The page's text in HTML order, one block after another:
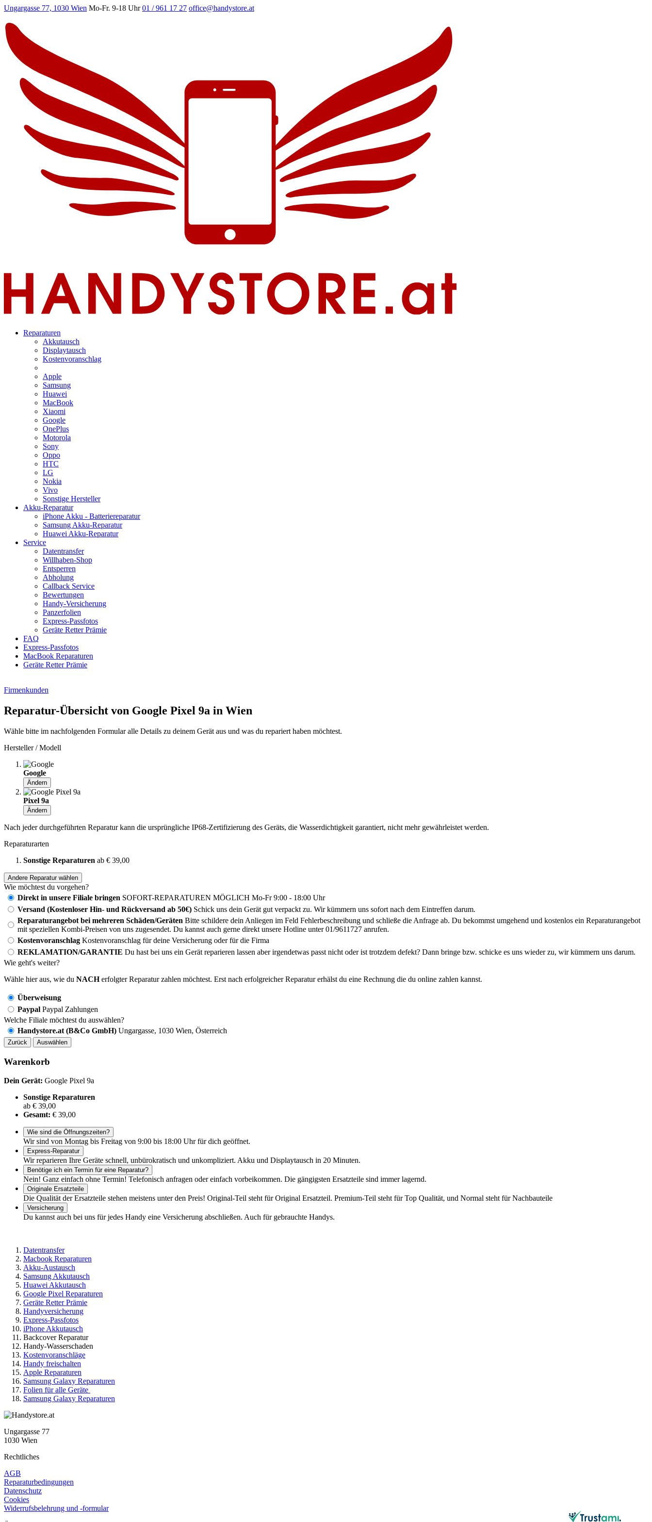
Ungargasse 77, 1030 Wien Mo-Fr. 9-18 Uhr 01 / 961 17 27 office@handystore.at
Reparaturen
Akkutausch
Displaytausch
Kostenvoranschlag
Apple
Samsung
Huawei
MacBook
Xiaomi
Google
OnePlus
Motorola
Sony
Oppo
HTC
LG
Nokia
Vivo
Sonstige Hersteller
Akku-Reparatur
iPhone Akku - Batteriereparatur
Samsung Akku-Reparatur
Huawei Akku-Reparatur
Service
Datentransfer
Willhaben-Shop
Entsperren
Abholung
Callback Service
Bewertungen
Handy-Versicherung
Panzerfolien
Express-Passfotos
Geräte Retter Prämie
FAQ
Express-Passfotos
MacBook Reparaturen
Geräte Retter Prämie
Firmenkunden
Reparatur-Übersicht von Google Pixel 9a in Wien
Wähle bitte im nachfolgenden Formular alle Details zu deinem Gerät aus und was du repariert haben möchtest.
Hersteller / Modell
Google
Ändern
Pixel 9a
Ändern
Nach jeder durchgeführten Reparatur kann die ursprüngliche IP68-Zertifizierung des Geräts, die Wasserdichtigkeit garantiert, nicht mehr gewährleistet werden.
Reparaturarten
Sonstige Reparaturen ab € 39,00
Andere Reparatur wählen
Wie möchtest du vorgehen?
Direkt in unsere Filiale bringen SOFORT-REPARATUREN MÖGLICH Mo-Fr 9:00 - 18:00 Uhr
Versand (Kostenloser Hin- und Rückversand ab 50€) Schick uns dein Gerät gut verpackt zu. Wir kümmern uns sofort nach dem Eintreffen darum.
Reparaturangebot bei mehreren Schäden/Geräten Bitte schildere dein Anliegen im Feld Fehlerbeschreibung und schließe die Anfrage ab. Du bekommst umgehend und kostenlos ein Reparaturangebot
mit speziellen Kombi-Preisen von uns zugesendet. Du kannst auch gerne direkt unsere Hotline unter 01/9611727 anrufen.
Kostenvoranschlag Kostenvoranschlag für deine Versicherung oder für die Firma
REKLAMATION/GARANTIE Du hast bei uns ein Gerät reparieren lassen aber irgendetwas passt nicht oder ist trotzdem defekt? Dann bringe bzw. schicke es uns wieder zu, wir kümmern uns darum.
Wie geht's weiter?
Wähle hier aus, wie du NACHerfolgter Reparatur zahlen möchtest. Erst nach erfolgreicher Reparatur erhälst du eine Rechnung die du online zahlen kannst.
Überweisung
Paypal Paypal Zahlungen
Welche Filiale möchtest du auswählen?
Handystore.at (B&Co GmbH) Ungargasse, 1030 Wien, Österreich
Zurück Auswählen
Warenkorb
Dein Gerät: Google Pixel 9a
Sonstige Reparaturen
ab € 39,00
Gesamt: € 39,00
Wie sind die Öffnungszeiten?
Wir sind von Montag bis Freitag von 9:00 bis 18:00 Uhr für dich geöffnet.
Express-Reparatur
Wir reparieren Ihre Geräte schnell, unbürokratisch und unkompliziert. Akku und Displaytausch in 20 Minuten.
Benötige ich ein Termin für eine Reparatur?
Nein! Ganz einfach ohne Termin! Telefonisch anfragen oder einfach vorbeikommen. Die gängigsten Ersatzteile sind immer lagernd.
Originale Ersatzteile
Die Qualität der Ersatzteile stehen meistens unter den Preis! Original-Teil steht für Original Ersatzteil. Premium-Teil steht für Top Qualität, und Normal steht für Nachbauteile
Versicherung
Du kannst auch bei uns für jedes Handy eine Versicherung abschließen. Auch für gebrauchte Handys.
Datentransfer
Macbook Reparaturen
Akku-Austausch
Samsung Akkutausch
Huawei Akkutausch
Google Pixel Reparaturen
Geräte Retter Prämie
Handyversicherung
Express-Passfotos
iPhone Akkutausch
Backcover Reparatur
Handy-Wasserschaden
Kostenvoranschläge
Handy freischalten
Apple Reparaturen
Samsung Galaxy Reparaturen
Folien für alle Geräte
Samsung Galaxy Reparaturen
Ungargasse 77
1030 Wien
Rechtliches
AGB
Reparaturbedingungen
Datenschutz
Cookies
Widerrufsbelehrung und -formular